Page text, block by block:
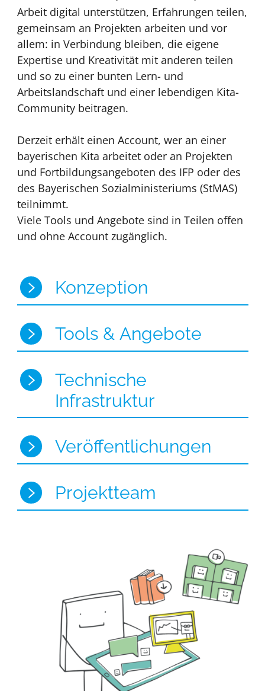
Arbeit digital unterstützen, Erfahrungen teilen,
gemeinsam an Projekten arbeiten und vor
allem: in Verbindung bleiben, die eigene
Expertise und Kreativität mit anderen teilen
und so zu einer bunten Lern- und
Arbeitslandschaft und einer lebendigen Kita-
Community beitragen.
Derzeit erhält einen Account, wer an einer
bayerischen Kita arbeitet oder an Projekten
und Fortbildungsangeboten des IFP oder des
des Bayerischen Sozialministeriums (StMAS)
teilnimmt.
Viele Tools und Angebote sind in Teilen offen
und ohne Account zugänglich.
Konzeption
Tools & Angebote
Technische
Infrastruktur
Veröffentlichungen
Projektteam